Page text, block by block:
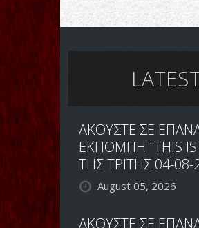
ΑΚΟΥΣΤΕ ΣΕ
ΕΚΠΟΜΠΗ "THIS IS
ΤΗΣ ΤΡΙΤΗΣ 04-08-
August 05, 2026
ΑΚΟΥΣΤΕ ΣΕ